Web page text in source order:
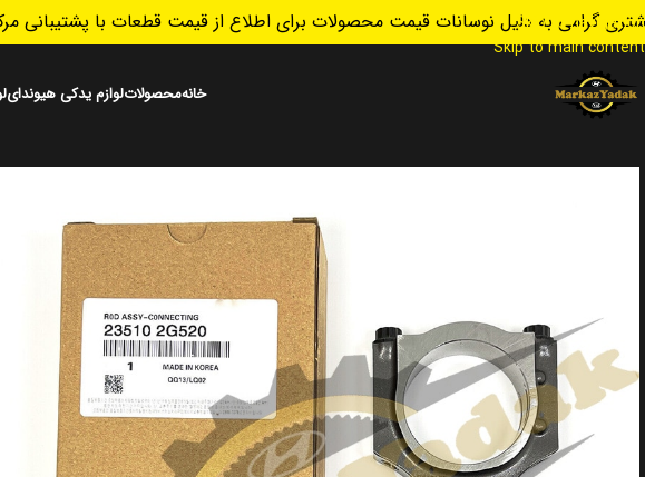
Skip to navigation
Skip to main content
گرامی به دلیل نوسانات قیمت محصولات برای اطلاع از قیمت قطعات با پشتیبانی
خانهمحصولاتلوازم یدکی هیوندای